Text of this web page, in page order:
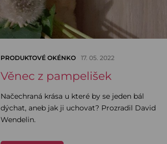
PRODUKTOVÉ OKÉNKO 17. 05. 2022
Věnec z pampelišek
Načechraná krása u které by se jeden bál
dýchat, aneb jak ji uchovat? Prozradil David
Wendelin.